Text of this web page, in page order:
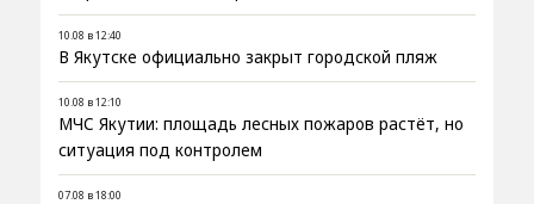
10.08 в 12:40
В Якутске официально закрыт городской пляж
10.08 в 12:10
МЧС Якутии: площадь лесных пожаров растёт, но
ситуация под контролем
07.08 в 18:00